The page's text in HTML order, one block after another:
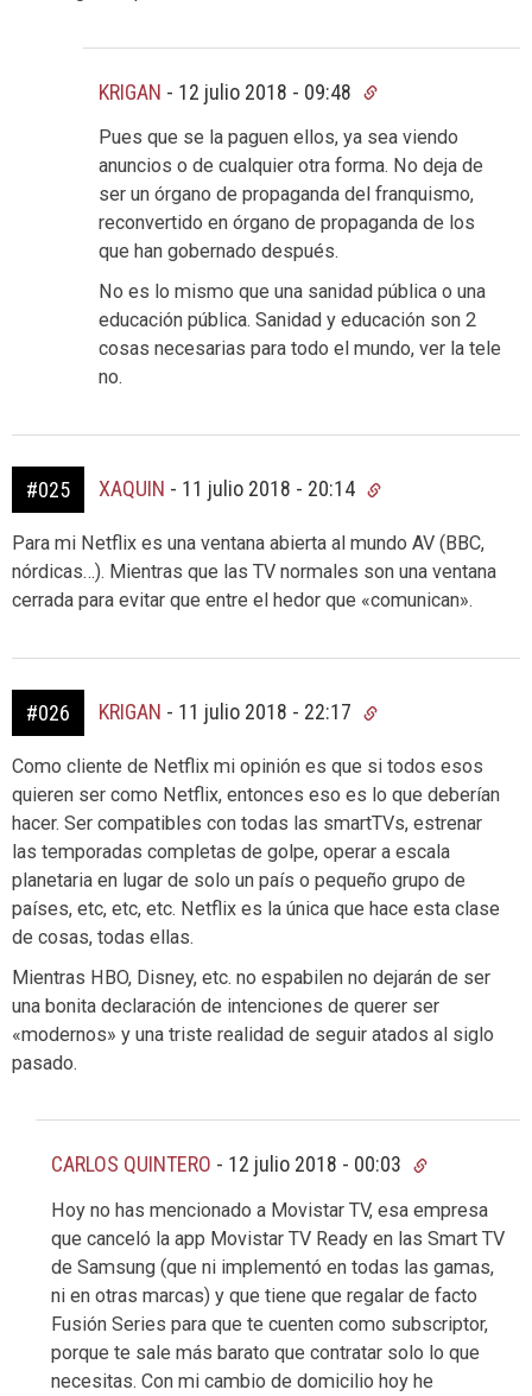
KRIGAN - 12 julio 2018 - 09:48
Pues que se la paguen ellos, ya sea viendo
anuncios o de cualquier otra forma. No deja de
ser un órgano de propaganda del franquismo,
reconvertido en órgano de propaganda de los
que han gobernado después.
No es lo mismo que una sanidad pública o una
educación pública. Sanidad y educación son 2
cosas necesarias para todo el mundo, ver la tele
no.
#025 XAQUIN - 11 julio 2018 - 20:14
Para mi Netflix es una ventana abierta al mundo AV (BBC,
nórdicas…). Mientras que las TV normales son una ventana
cerrada para evitar que entre el hedor que «comunican».
#026 KRIGAN - 11 julio 2018 - 22:17
Como cliente de Netflix mi opinión es que si todos esos
quieren ser como Netflix, entonces eso es lo que deberían
hacer. Ser compatibles con todas las smartTVs, estrenar
las temporadas completas de golpe, operar a escala
planetaria en lugar de solo un país o pequeño grupo de
países, etc, etc, etc. Netflix es la única que hace esta clase
de cosas, todas ellas.
Mientras HBO, Disney, etc. no espabilen no dejarán de ser
una bonita declaración de intenciones de querer ser
«modernos» y una triste realidad de seguir atados al siglo
pasado.
CARLOS QUINTERO - 12 julio 2018 - 00:03
Hoy no has mencionado a Movistar TV, esa empresa
que canceló la app Movistar TV Ready en las Smart TV
de Samsung (que ni implementó en todas las gamas,
ni en otras marcas) y que tiene que regalar de facto
Fusión Series para que te cuenten como subscriptor,
porque te sale más barato que contratar solo lo que
necesitas. Con mi cambio de domicilio hoy he